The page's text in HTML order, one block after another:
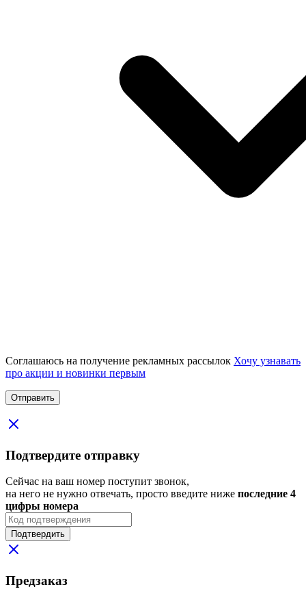
Соглашаюсь на получение рекламных рассылок Хочу узнавать
про акции и новинки первым
Подтвердите отправку
Сейчас на ваш номер поступит звонок,
на него не нужно отвечать, просто введите ниже последние 4
цифры номера
Подтвердить
Предзаказ